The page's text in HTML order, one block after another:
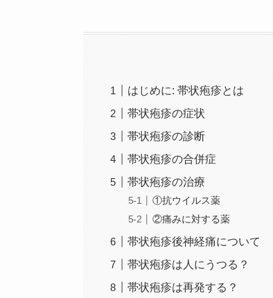
はじめに: 帯状疱疹とは
帯状疱疹の症状
帯状疱疹の診断
帯状疱疹の合併症
帯状疱疹の治療
①抗ウイルス薬
②痛みに対する薬
帯状疱疹後神経痛について
帯状疱疹は人にうつる？
帯状疱疹は再発する？